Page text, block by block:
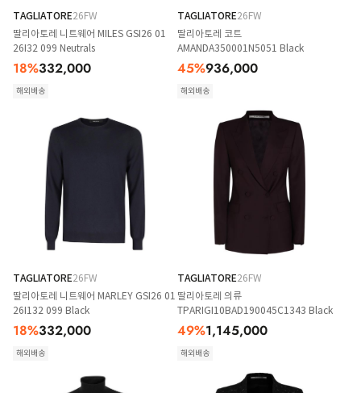
TAGLIATORE26FW
딸리아토레 니트웨어 MILES GSI26 01
26I32 099 Neutrals
18%332,000
해외배송
TAGLIATORE26FW
딸리아토레 코트
AMANDA350001N5051 Black
45%936,000
해외배송
TAGLIATORE26FW
딸리아토레 니트웨어 MARLEY GSI26 01
26I132 099 Black
18%332,000
해외배송
TAGLIATORE26FW
딸리아토레 의류
TPARIGI10BAD190045C1343 Black
49%1,145,000
해외배송